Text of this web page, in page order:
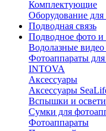
Комплектующие
Оборудование
Подводная связь
Подводное фото и
Водолазные
Фотоаппараты
INTOVA
Аксессуары
Аксессуары
Вспышки и
Сумки для
Фотоаппараты